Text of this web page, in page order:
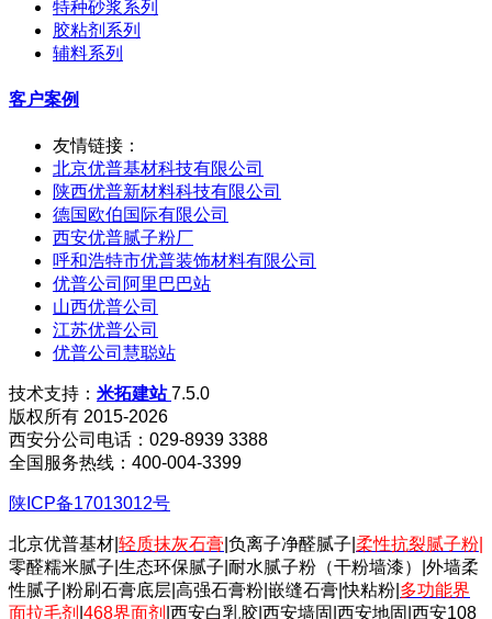
特种砂浆系列
胶粘剂系列
辅料系列
客户案例
友情链接：
北京优普基材科技有限公司
陕西优普新材料科技有限公司
德国欧伯国际有限公司
西安优普腻子粉厂
呼和浩特市优普装饰材料有限公司
优普公司阿里巴巴站
山西优普公司
江苏优普公司
优普公司慧聪站
技术支持： 米拓建站7.5.0
版权所有 2015-2026
西安分公司电话：029-8939 3388
全国服务热线：400-004-3399
陕ICP备17013012号
北京优普基材| 轻质抹灰石膏 |负离子净醛腻子| 柔性抗裂腻子粉
零醛糯米腻子|生态环保腻子|耐水腻子粉（干粉墙漆）|外墙柔
性腻子|粉刷石膏底层|高强石膏粉|嵌缝石膏|快粘粉| 多功能界
面拉毛剂 468界面剂 |西安白乳胶|西安墙固|西安地固|西安108